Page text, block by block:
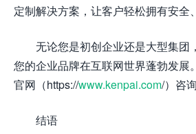
定制解决方案，让客户轻松拥有安全
无论您是初创企业还是大型集团
您的企业品牌在互联网世界蓬勃发展
官网（https://www.kenpai.com/）咨
结语